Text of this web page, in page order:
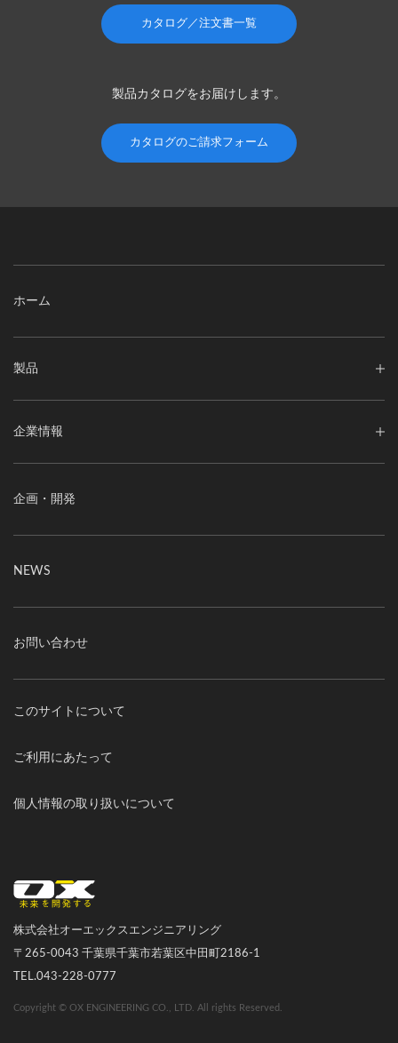
カタログ／注文書一覧
製品カタログをお届けします。
カタログのご請求フォーム
ホーム
製品
企業情報
企画・開発
NEWS
お問い合わせ
このサイトについて
ご利用にあたって
個人情報の取り扱いについて
株式会社オーエックスエンジニアリング
〒265-0043 千葉県千葉市若葉区中田町2186-1
TEL.043-228-0777
Copyright © OX ENGINEERING CO., LTD. All rights Reserved.